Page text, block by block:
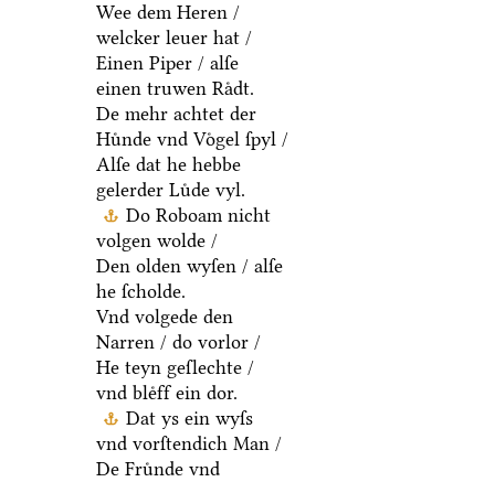
Wee dem Heren /
welcker leuer hat /
Einen Piper / alſe
einen truwen Raͤdt.
De mehr achtet der
Huͤnde vnd Voͤgel ſpyl /
Alſe dat he hebbe
gelerder Luͤde vyl.
Do Roboam nicht
volgen wolde /
Den olden wyſen / alſe
he ſcholde.
Vnd volgede den
Narren / do vorlor /
He teyn geſlechte /
vnd bleͤff ein dor.
Dat ys ein wyſs
vnd vorſtendich Man /
De Fruͤnde vnd